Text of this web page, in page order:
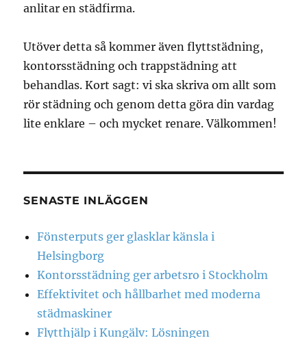
anlitar en städfirma.
Utöver detta så kommer även flyttstädning,
kontorsstädning och trappstädning att
behandlas. Kort sagt: vi ska skriva om allt som
rör städning och genom detta göra din vardag
lite enklare – och mycket renare. Välkommen!
SENASTE INLÄGGEN
Fönsterputs ger glasklar känsla i
Helsingborg
Kontorsstädning ger arbetsro i Stockholm
Effektivitet och hållbarhet med moderna
städmaskiner
Flytthjälp i Kungälv: Lösningen